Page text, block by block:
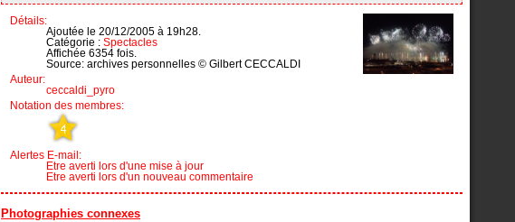
Détails:
Ajoutée le 20/12/2005 à 19h28.
Catégorie : Spectacles
Affichée 6354 fois.
Source: archives personnelles © Gilbert CECCALDI
Auteur:
ceccaldi_pyro
Notation des membres:
Alertes E-mail:
Etre averti lors d'une mise à jour
Etre averti lors d'un nouveau commentaire
Photographies connexes